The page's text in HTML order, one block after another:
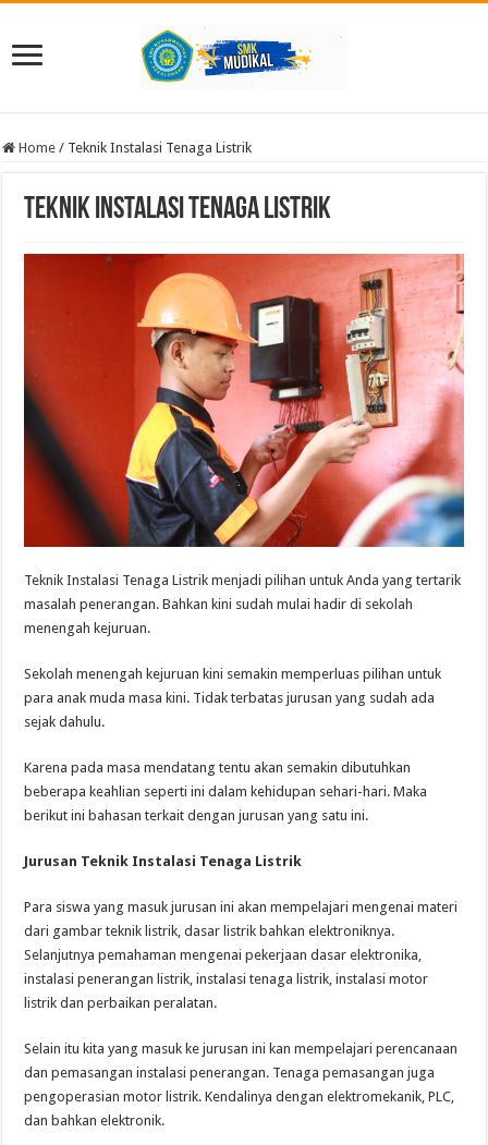
Home / Teknik Instalasi Tenaga Listrik
Teknik Instalasi Tenaga Listrik
Teknik Instalasi Tenaga Listrik menjadi pilihan untuk Anda yang tertarik
masalah penerangan. Bahkan kini sudah mulai hadir di sekolah
menengah kejuruan.
Sekolah menengah kejuruan kini semakin memperluas pilihan untuk
para anak muda masa kini. Tidak terbatas jurusan yang sudah ada
sejak dahulu.
Karena pada masa mendatang tentu akan semakin dibutuhkan
beberapa keahlian seperti ini dalam kehidupan sehari-hari. Maka
berikut ini bahasan terkait dengan jurusan yang satu ini.
Jurusan Teknik Instalasi Tenaga Listrik
Para siswa yang masuk jurusan ini akan mempelajari mengenai materi
dari gambar teknik listrik, dasar listrik bahkan elektroniknya.
Selanjutnya pemahaman mengenai pekerjaan dasar elektronika,
instalasi penerangan listrik, instalasi tenaga listrik, instalasi motor
listrik dan perbaikan peralatan.
Selain itu kita yang masuk ke jurusan ini kan mempelajari perencanaan
dan pemasangan instalasi penerangan. Tenaga pemasangan juga
pengoperasian motor listrik. Kendalinya dengan elektromekanik, PLC,
dan bahkan elektronik.